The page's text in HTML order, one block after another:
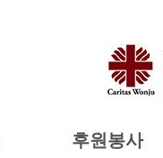
후원봉사